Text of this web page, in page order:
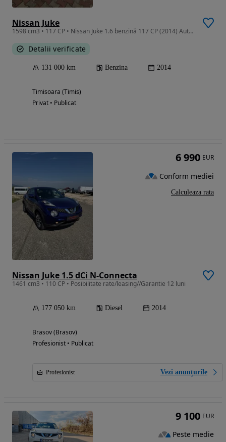
Nissan Juke
1598 cm3 • 117 CP • Nissan Juke 1.6 benzină 117 CP (2014) Automata
Detalii verificate
131 000 km Benzina 2014
Timisoara (Timis)
Privat • Publicat
Nissan Juke 1.5 dCi N-Connecta
1461 cm3 • 110 CP • Posibilitate rate/leasing//Garantie 12 luni
177 050 km Diesel 2014
Brasov (Brasov)
Profesionist • Publicat
Profesionist Vezi anunțurile
6 990 EUR
Conform mediei
Calculeaza rata
9 100 EUR
Peste medie